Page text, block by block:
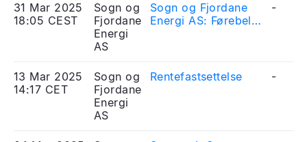
31 Mar 2025
18:05 CEST
Sogn og
Fjordane
Energi
AS
Sogn og Fjordane
Energi AS: Førebels
-
13 Mar 2025
14:17 CET
Sogn og
Fjordane
Energi
AS
Rentefastsettelse -